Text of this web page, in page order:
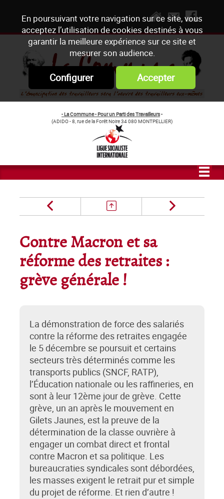
En poursuivant votre navigation sur ce site, vous
acceptez l’utilisation de cookies destinés à vous
garantir la meilleure expérience sur ce site et
mesurer son audience.
Configurer Accepter
- La Commune - Pour un Parti des Travailleurs-
(ADIDO - 8, rue de la Forêt Noire 34 080 MONTPELLIER)
Contre Macron et sa
réforme des retraites :
grève générale !
La démonstration de force des salariés
contre la réforme des retraites engagée
le 5 décembre se poursuit et certains
secteurs très déterminés comme les
transports publics (SNCF, RATP),
l’Éducation nationale ou les raffineries, en
sont à leur 12ème jour de grève. Cette
grève, un an après le mouvement en
Gilets Jaunes, est la preuve de la
détermination de la classe ouvrière à
engager un combat direct et frontal
contre Macron et sa politique. Les
bureaucraties syndicales sont débordées,
les masses exigent le retrait pur et simple
du projet de réforme. Et rien d’autre !